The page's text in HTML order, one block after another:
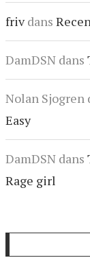
frivdans
DamDSN dans
Nolan Sjogren
Easy
DamDSN dans
Rage girl